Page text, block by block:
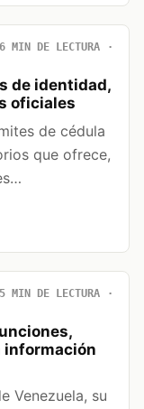
6 MIN DE LECTURA
de identidad,
oficiales
de cédula
que ofrece,
5 MIN DE LECTURA
información
Venezuela, su